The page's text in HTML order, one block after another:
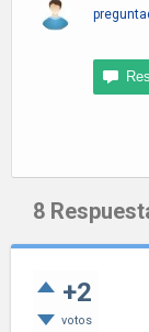
8
+2
votos